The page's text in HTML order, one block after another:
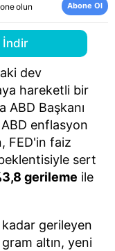
olun Abone Ol
İndir
dev
hareketli bir
ABD Başkanı
enflasyon
FED'in faiz
sert
gerileme ile
gerileyen
altın, yeni